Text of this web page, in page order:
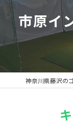
市原イ